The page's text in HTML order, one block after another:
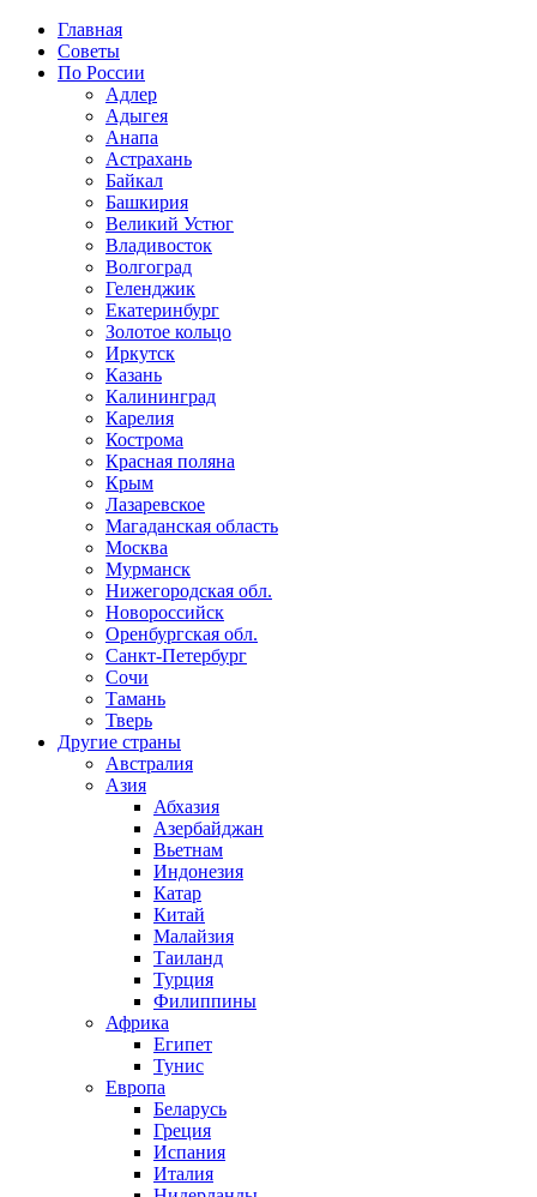
Главная
Советы
По России
Адлер
Адыгея
Анапа
Астрахань
Байкал
Башкирия
Великий Устюг
Владивосток
Волгоград
Геленджик
Екатеринбург
Золотое кольцо
Иркутск
Казань
Калининград
Карелия
Кострома
Красная поляна
Крым
Лазаревское
Магаданская область
Москва
Мурманск
Нижегородская обл.
Новороссийск
Оренбургская обл.
Санкт-Петербург
Сочи
Тамань
Тверь
Другие страны
Австралия
Азия
Абхазия
Азербайджан
Вьетнам
Индонезия
Катар
Китай
Малайзия
Таиланд
Турция
Филиппины
Африка
Египет
Тунис
Европа
Беларусь
Греция
Испания
Италия